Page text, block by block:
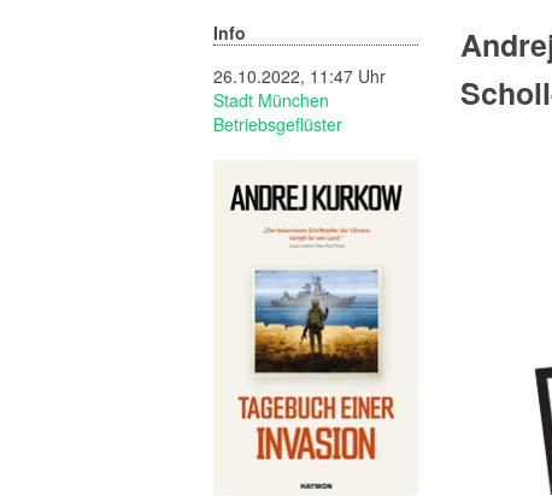
Info
26.10.2022, 11:47 Uhr
Stadt München
Betriebsgeflüster